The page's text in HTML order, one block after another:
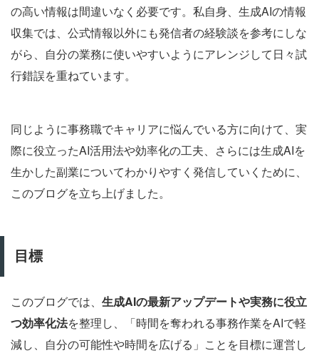
の高い情報は間違いなく必要です。私自身、生成AIの情報
収集では、公式情報以外にも発信者の経験談を参考にしな
がら、自分の業務に使いやすいようにアレンジして日々試
行錯誤を重ねています。
同じように事務職でキャリアに悩んでいる方に向けて、実
際に役立ったAI活用法や効率化の工夫、さらには生成AIを
生かした副業についてわかりやすく発信していくために、
このブログを立ち上げました。
目標
このブログでは、 生成AIの最新アップデートや実務に役立
つ効率化法を整理し、「時間を奪われる事務作業をAIで軽
減し、自分の可能性や時間を広げる」ことを目標に運営し